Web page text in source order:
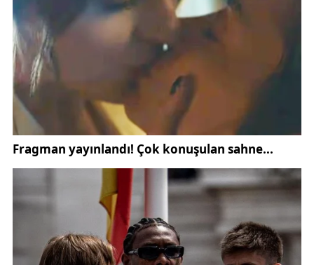
Yaşanan artış, özellikle yaz aylarında oluşabilecek
su sıkıntısına karşı önemli bir güvence olarak
değerlendiriliyor. Uzmanlar, baraj seviyelerindeki
yükselişin yalnızca içme suyu açısından değil,
tarımsal sulama ve enerji üretimi bakımından da
büyük avantaj sağlayacağını ifade ediyor.
Kentteki altyapı ve su yönetimiyle ilgili açıklamalar
Sivas Valiliği veSivas Belediyesi
tarafından kamuoyuyla paylaşılıyor.
Meteorolojik değerlendirmelere göre Sivas ve
çevresinde bu yıl son 60 yılın en yüksek yağış